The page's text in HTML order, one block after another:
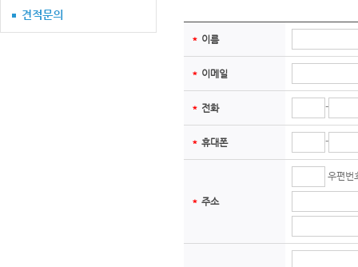
＊ 이름
＊ 이메일
＊ 전화 -
＊ 휴대폰 -
＊ 주소
우편번